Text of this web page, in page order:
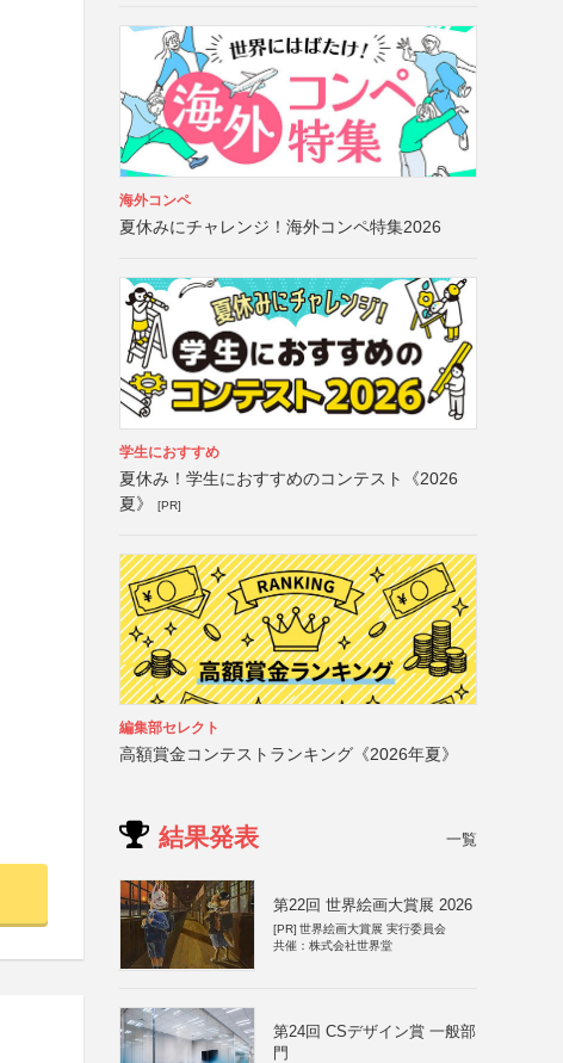
海外コンペ
夏休みにチャレンジ！海外コンペ特集2026
学生におすすめ
夏休み！学生におすすめのコンテスト《2026
夏》
[PR]
編集部セレクト
高額賞金コンテストランキング《2026年夏》
結果発表 一覧
第22回 世界絵画大賞展 2026
[PR] 世界絵画大賞展 実行委員会
共催：株式会社世界堂
第24回 CSデザイン賞 一般部
門